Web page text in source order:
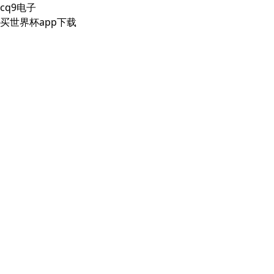
cq9电子
买世界杯app下载